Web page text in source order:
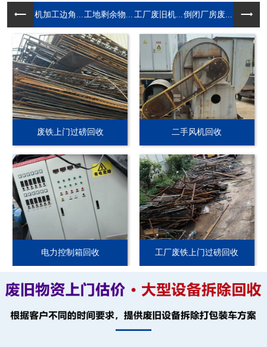
机加工边角... 工地剩余物... 工厂废旧机... 倒闭厂房废...
废铁上门过磅回收 二手风机回收
电力控制箱回收 工厂废铁上门过磅回收